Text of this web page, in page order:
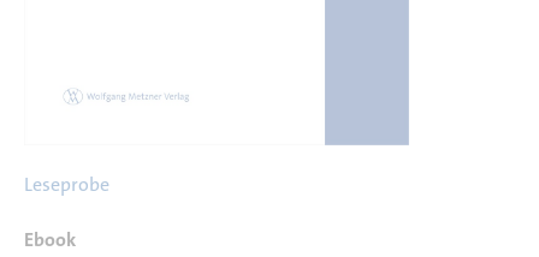
Leseprobe
Ebook